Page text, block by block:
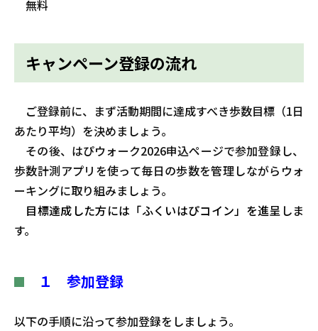
無料
キャンペーン登録の流れ
ご登録前に、まず活動期間に達成すべき歩数目標（1日
あたり平均）を決めましょう。
その後、はぴウォーク2026申込ページで参加登録し、
歩数計測アプリを使って毎日の歩数を管理しながらウォ
ーキングに取り組みましょう。
目標達成した方には「ふくいはぴコイン」を進呈 しま
す。
１ 参加登録
以下の手順に沿って参加登録をしましょう。